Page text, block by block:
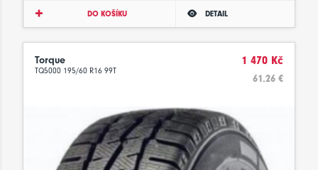
DO KOŠÍKU DETAIL
Torque
TQ5000 195/60 R16 99T
1 470 Kč
61.26 €